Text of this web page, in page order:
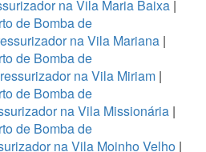
na Vila Maria Baixa |
de Bomba de
na Vila Mariana|
de Bomba de
na Vila Miriam|
de Bomba de
na Vila Missionária|
de Bomba de
na Vila Moinho Velho|